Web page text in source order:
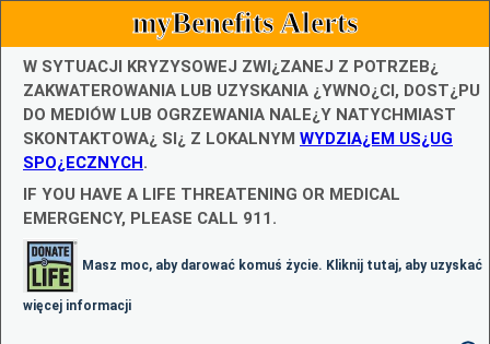
myBenefits Alerts
W SYTUACJI KRYZYSOWEJ ZWI¿ZANEJ Z POTRZEB¿
ZAKWATEROWANIA LUB UZYSKANIA ¿YWNO¿CI, DOST¿PU
DO MEDIÓW LUB OGRZEWANIA NALE¿Y NATYCHMIAST
SKONTAKTOWA¿ SI¿ Z LOKALNYM WYDZIA¿EM US¿UG
SPO¿ECZNYCH.
IF YOU HAVE A LIFE THREATENING OR MEDICAL
EMERGENCY, PLEASE CALL 911.
Masz moc, aby darować komuś życie. Kliknij tutaj, aby uzyskać
więcej informacji